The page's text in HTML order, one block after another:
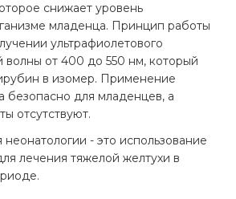
снижает уровень
младенца. Принцип работы
ультрафиолетового
волны от 400 до 550 нм, который
в изомер. Применение
безопасно для младенцев, а
отсутствуют.
- это использование
лечения тяжелой желтухи в